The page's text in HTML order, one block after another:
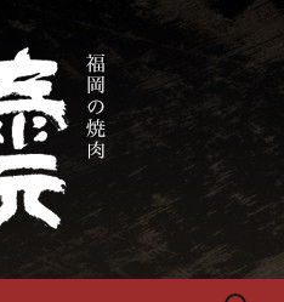
家直送の厳選黒
る焼肉店
肉が自慢の福岡市
検